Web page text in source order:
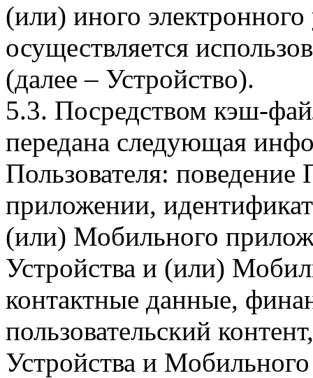
(или) иного электронного
осуществляется
(далее – Устройство).
5.3. Посредством кэш-
передана следующая
Пользователя:
приложении,
(или) Мобильного
Устройства и (или)
контактные данные,
пользовательский
Устройства и